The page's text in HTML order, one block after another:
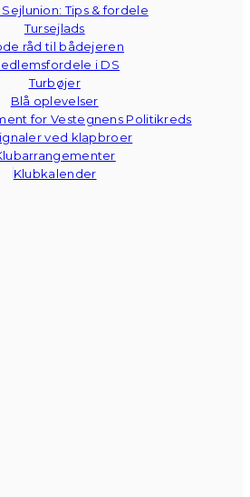
Sejlunion: Tips & fordele
Tursejlads
råd til bådejeren
i DS
Turbøjer
Blå oplevelser
for Vestegnens Politikreds
ved klapbroer
Klubkalender